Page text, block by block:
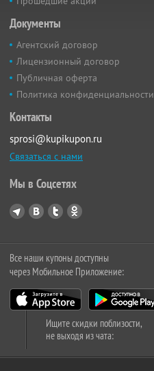
Документы
Агентский договор
Лицензионный договор
Публичная оферта
Политика конфиденциальности
Контакты
sprosi@kupikupon.ru
Связаться с нами
Мы в Соцсетях
Все наши купоны доступны
через Мобильное Приложение:
Ищите скидки поблизости,
не выходя из чата: